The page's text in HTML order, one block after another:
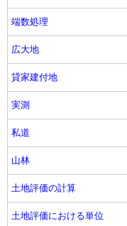
端数処理
広大地
貸家建付地
実測
私道
山林
土地評価の計算
土地評価における単位